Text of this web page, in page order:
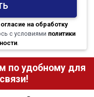
на обработку
с условиями политики
.
по удобному для